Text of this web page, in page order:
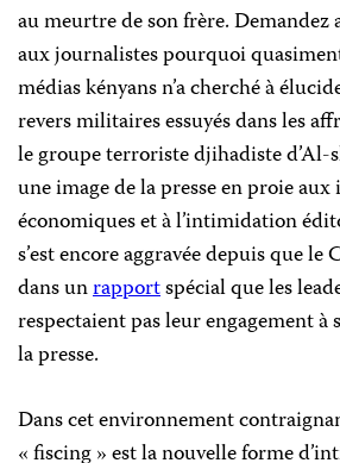
au meurtre de son frère. Demandez
aux journalistes pourquoi
médias kényans n’a cherché à
revers militaires essuyés dans les
le groupe terroriste djihadiste d’Al-
une image de la presse en proie
économiques et à l’intimidation
s’est encore aggravée depuis que le
dans unrapportspécial que les
respectaient pas leur engagement
la presse.
Dans cet environnement
« fiscing » est la nouvelle forme